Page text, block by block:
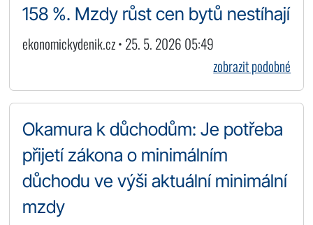
158 %. Mzdy růst cen bytů nestíhají
ekonomickydenik.cz • 25. 5. 2026 05:49
zobrazit podobné
Okamura k důchodům: Je potřeba
přijetí zákona o minimálním
důchodu ve výši aktuální minimální
mzdy